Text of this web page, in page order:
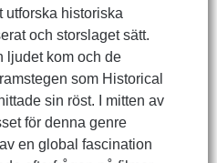
utforska historiska
och storslaget sätt.
ljudet kom och de
som Historical
sin röst. I mitten av
för denna genre
en global fascination